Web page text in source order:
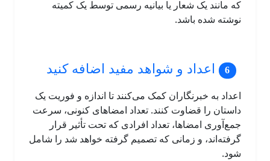
که مانند یک شعار یا بیانیه رسمی توسط یک کمیته
نوشته شده باشد.
اعداد و شواهد مفید اضافه کنید
اعداد به خبرنگاران کمک می‌کنند تا اندازه و فوریت یک
داستان را قضاوت کنند. تعداد امضاهای کنونی، سرعت
جمع‌آوری امضاها، تعداد افرادی که تحت تأثیر قرار
گرفته‌اند، و زمانی که تصمیم گرفته خواهد شد را شامل
شود.